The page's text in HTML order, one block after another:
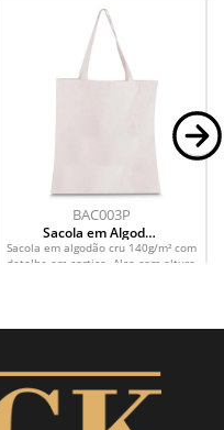
BAC003P
Sacola em Algodão
140g/m² e Cortiça
(39x35cm)
Sacola em algodão cru 140g/m² com
detalhe em cortiça. Alça com altura